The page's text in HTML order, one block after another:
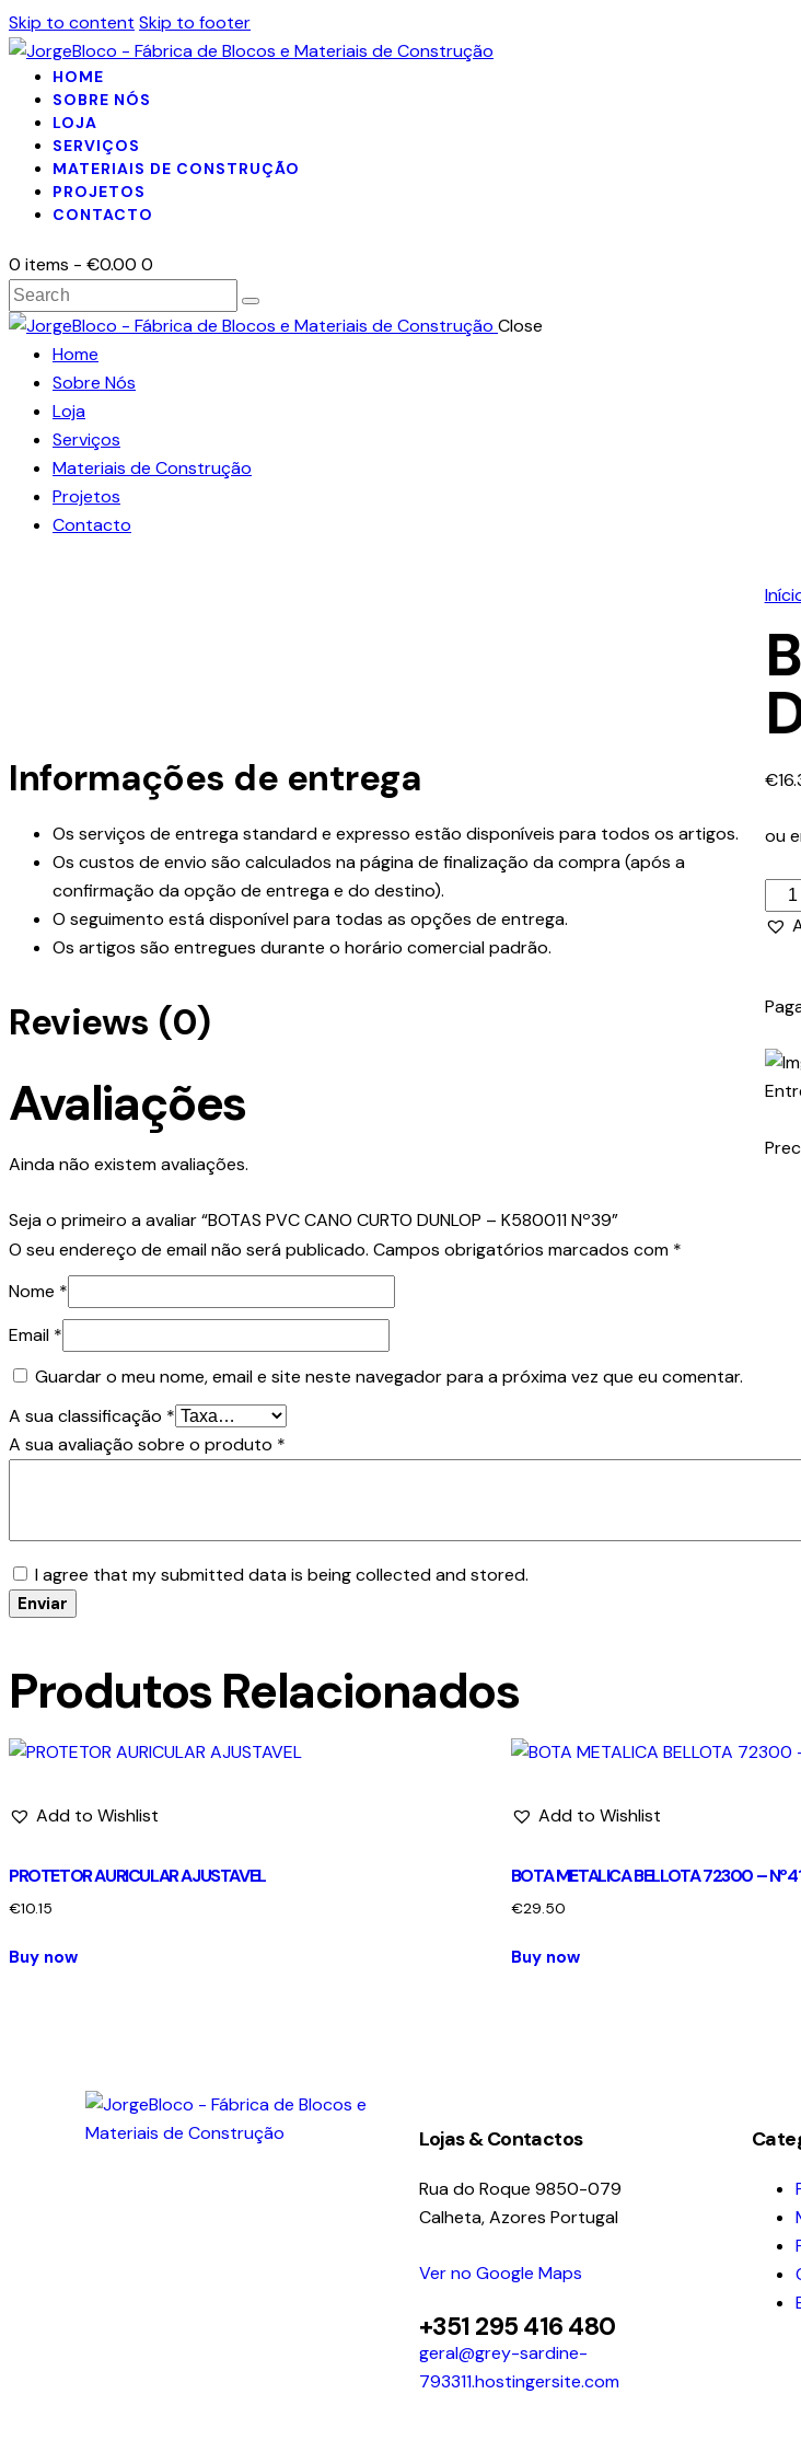
Skip to content Skip to footer
HOME
SOBRE NÓS
LOJA
SERVIÇOS
MATERIAIS DE CONSTRUÇÃO
PROJETOS
CONTACTO
0 items - €0.00 0
Close
Home
Sobre Nós
Loja
Serviços
Materiais de Construção
Projetos
Contacto
€
ou
Informações de entrega
Os serviços de entrega standard e expresso estão disponíveis para todos os artigos.
Os custos de envio são calculados na página de finalização da compra (após a
confirmação da opção de entrega e do destino).
O seguimento está disponível para todas as opções de entrega.
Os artigos são entregues durante o horário comercial padrão.
Reviews (0)
Avaliações
Ainda não existem avaliações.
Seja o primeiro a avaliar “BOTAS PVC CANO CURTO DUNLOP – K580011 Nº39”
O seu endereço de email não será publicado. Campos obrigatórios marcados com *
Nome *
Email *
Guardar o meu nome, email e site neste navegador para a próxima vez que eu comentar.
A sua classificação *
A sua avaliação sobre o produto *
I agree that my submitted data is being collected and stored.
Produtos Relacionados
Add to Wishlist
PROTETOR AURICULAR AJUSTAVEL
€10.15
Buy now
Add to Wishlist
BOTA METALICA BELLOTA 72300 –
€29.50
Buy now
Lojas & Contactos
Rua do Roque 9850-079
Calheta, Azores Portugal
Ver no Google Maps
+351 295 416 480
geral@grey-sardine-
793311.hostingersite.com